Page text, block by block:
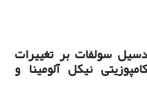
سولفات بر تغییرات
نیکل آلومینا و